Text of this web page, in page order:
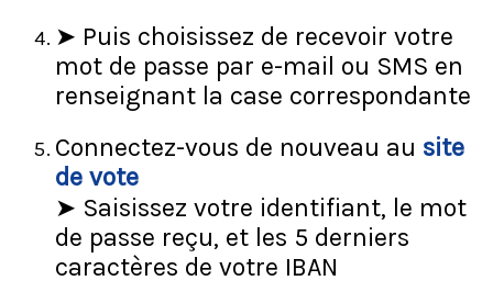
➤ Puis choisissez de recevoir votre
mot de passe par e-mail ou SMS en
renseignant la case correspondante
Connectez-vous de nouveau au site
de vote
➤ Saisissez votre identifiant, le mot
de passe reçu, et les 5 derniers
caractères de votre IBAN